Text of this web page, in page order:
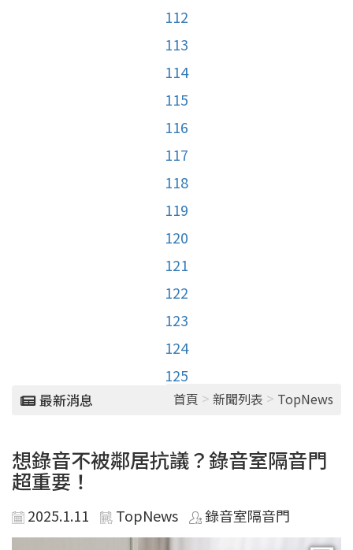
112
113
114
115
116
117
118
119
120
121
122
123
124
125
最新消息 首頁 > 新聞列表 > TopNews
想錄音不被鄰居抗議？錄音室隔音門
超重要！
2025.1.11 TopNews 錄音室隔音門